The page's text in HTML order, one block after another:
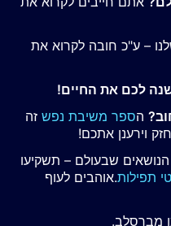
– ע"כ חובה לקרוא את
לכם את החיים!
הספר משיבת נפש זה
וירענן אתכם!
שבעולם – תשקיעו
תפילות.אוהבים לעוף
מברסלב.